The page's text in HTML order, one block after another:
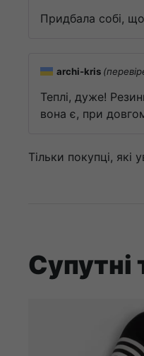
Придбала собі,
archi-kris
Теплі, дуже!
вона є, при
Тільки покупці,
Супутні